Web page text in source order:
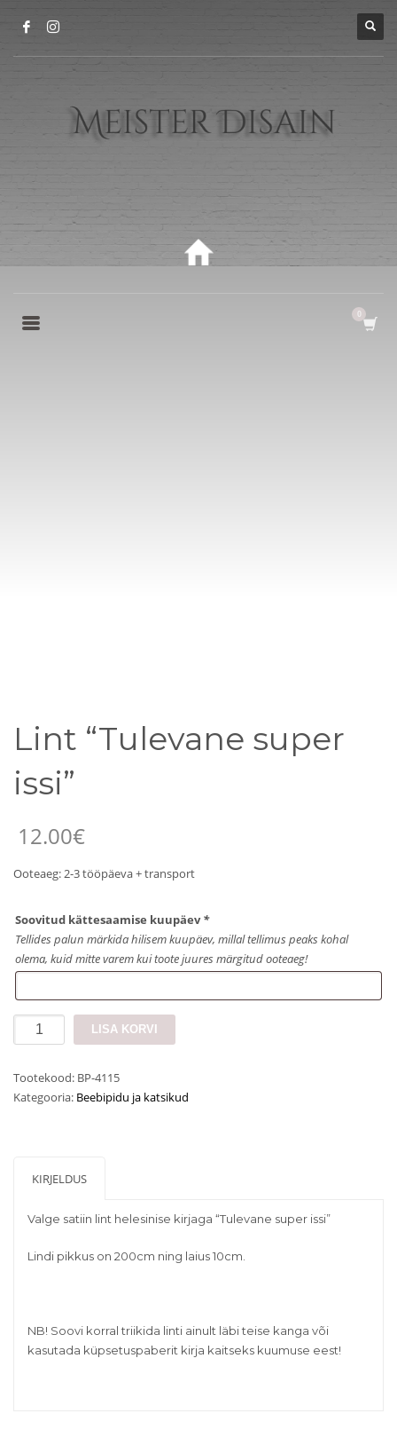
Lint “Tulevane super
issi”
12.00€
Ooteaeg: 2-3 tööpäeva + transport
Soovitud kättesaamise kuupäev*
Tellides palun märkida hilisem kuupäev, millal tellimus peaks kohal
olema, kuid mitte varem kui toote juures märgitud ooteaeg!
"Tulevane
issi"
kogus
LISA KORVI
Tootekood: BP-4115
Kategooria: Beebipidu ja katsikud
KIRJELDUS
Valge satiin lint helesinise kirjaga “Tulevane super issi”
Lindi pikkus on 200cm ning laius 10cm.
NB! Soovi korral triikida linti ainult läbi teise kanga või
kasutada küpsetuspaberit kirja kaitseks kuumuse eest!